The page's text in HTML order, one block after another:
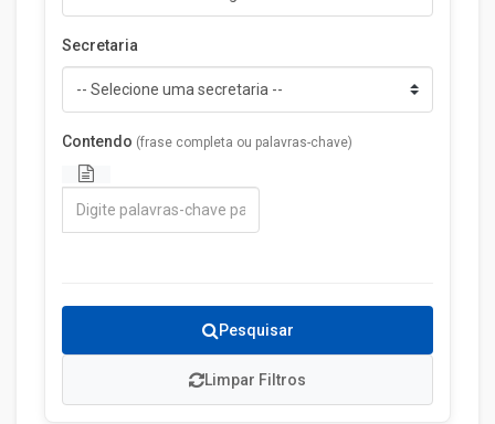
Secretaria
Contendo (frase completa ou palavras-chave)
Limpar Filtros
Pesquisar